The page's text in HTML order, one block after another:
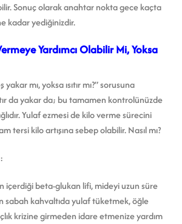
Sonuç olarak anahtar nokta gece kaçta
kadar yediğinizdir.
Yardımcı Olabilir Mi, Yoksa
mı, yoksa ısıtır mı?” sorusuna
da yakar da; bu tamamen kontrolünüzde
Yulaf ezmesi de kilo verme sürecini
tersi kilo artışına sebep olabilir. Nasıl mı?
içerdiği beta-glukan lifi, mideyi uzun süre
sabah kahvaltıda yulaf tüketmek, öğle
krizine girmeden idare etmenize yardım